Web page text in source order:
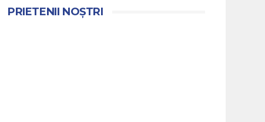
PRIETENII NOȘTRI